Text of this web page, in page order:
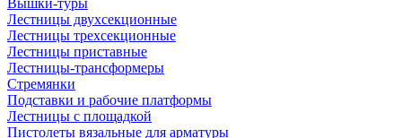
Вышки-туры
Лестницы двухсекционные
Лестницы трехсекционные
Лестницы приставные
Лестницы-трансформеры
Стремянки
Подставки и рабочие платформы
Лестницы с площадкой
Пистолеты вязальные для арматуры